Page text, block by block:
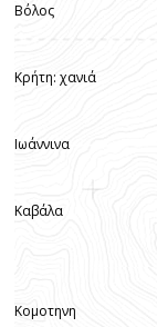
Βόλος
Κρήτη: χανιά
Ιωάννινα
Καβάλα
Κομοτηνη